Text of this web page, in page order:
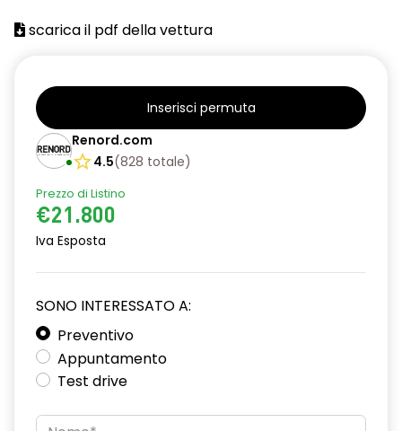
scarica il pdf della vettura
Inserisci permuta
Renord.com
4.5(828 totale)
Prezzo di Listino
€21.800
Iva Esposta
SONO INTERESSATO A:
Preventivo
Appuntamento
Test drive